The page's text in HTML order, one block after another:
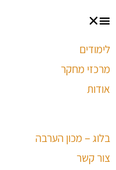
לימודים
מרכזי מחקר
אודות
בלוג – מכון הערבה
צור קשר